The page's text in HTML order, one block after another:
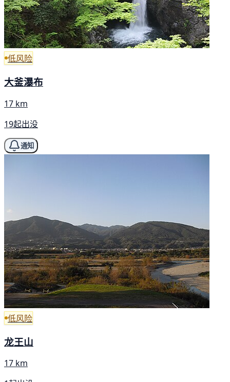
低风险
大釜瀑布
17 km
19起出没
通知
低风险
龙王山
17 km